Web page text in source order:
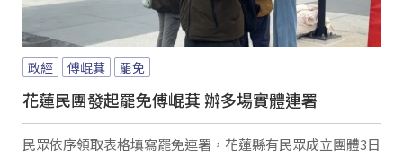
政經 傅崐萁 罷免
花蓮民團發起罷免傅崐萁 辦多場實體連署
民眾依序領取表格填寫罷免連署，花蓮縣有民眾成立團體3日